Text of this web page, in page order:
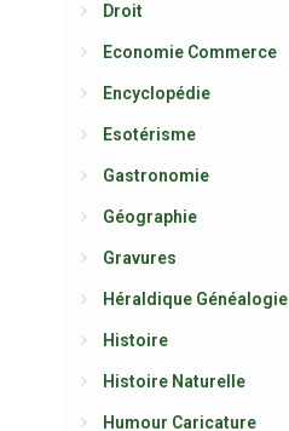
Droit
Economie Commerce
Encyclopédie
Esotérisme
Gastronomie
Géographie
Gravures
Héraldique Généalogie
Histoire
Histoire Naturelle
Humour Caricature